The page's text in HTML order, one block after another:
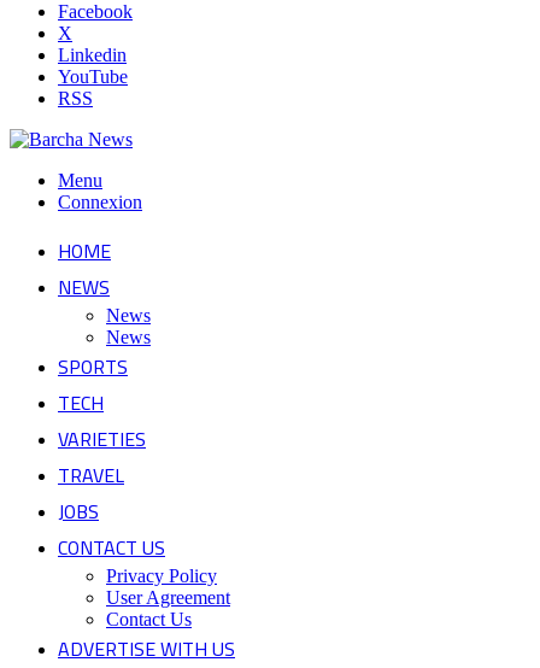
Facebook
X
Linkedin
YouTube
RSS
Menu
Connexion
HOME
NEWS
News
News
SPORTS
TECH
VARIETIES
TRAVEL
JOBS
CONTACT US
Privacy Policy
User Agreement
Contact Us
ADVERTISE WITH US